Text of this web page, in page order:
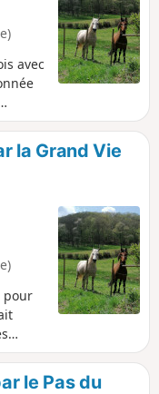
avec
la Grand Vie
pour
les
le Pas du